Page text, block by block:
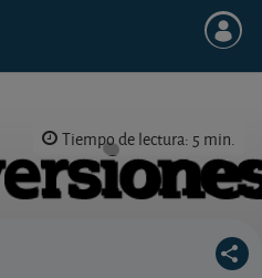
Tiempo de lectura: 5 min.